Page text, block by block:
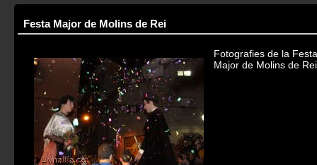
Festa Major de Molins de Rei
Fotografies de la Festa
Major de Molins de Rei